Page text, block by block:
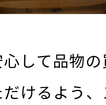
して品物
けるよう